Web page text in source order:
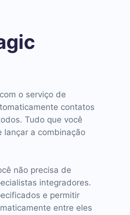
o serviço de
contatos
Tudo que você
lançar a combinação
não precisa de
integradores.
e permitir
entre eles